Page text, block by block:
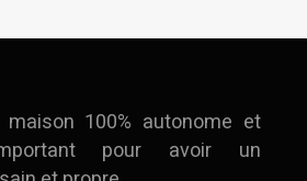
100% autonome et
pour avoir un